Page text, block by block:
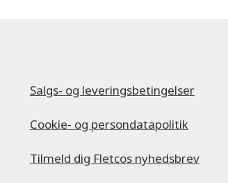
Salgs- og leveringsbetingelser
Cookie- og persondatapolitik
Tilmeld dig Fletcos nyhedsbrev